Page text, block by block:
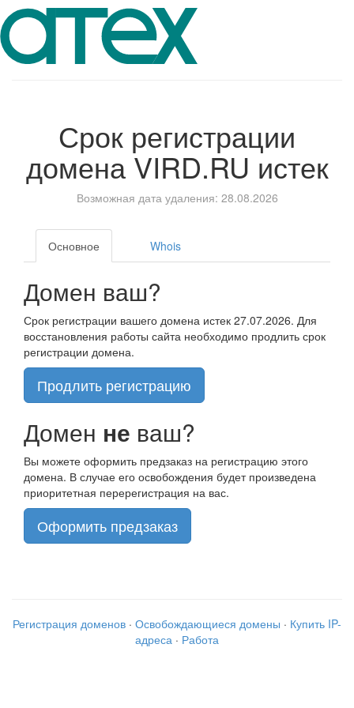
Срок регистрации
доменаVIRD.RU истек
Возможная дата удаления: 28.08.2026
Основное Whois
Домен ваш?
Срок регистрации вашего домена истек 27.07.2026. Для
восстановления работы сайта необходимо продлить срок
регистрации домена.
Продлить регистрацию
Домен не ваш?
Вы можете оформить предзаказ на регистрацию этого
домена. В случае его освобождения будет произведена
приоритетная перерегистрация на вас.
Оформить предзаказ
Регистрация доменов · Освобождающиеся домены · Купить IP-
адреса · Работа